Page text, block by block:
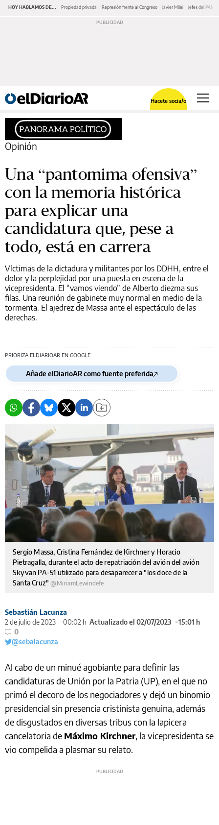
HOY HABLAMOS DE... Propiedad privada Represión frente al Congreso Javier Milei Jefes del PAMI
Hacete socia/o
Opinión
Una “pantomima ofensiva”
con la memoria histórica
para explicar una
candidatura que, pese a
todo, está en carrera
Víctimas de la dictadura y militantes por los DDHH, entre el
dolor y la perplejidad por una puesta en escena de la
vicepresidenta. El “vamos viendo” de Alberto diezma sus
filas. Una reunión de gabinete muy normal en medio de la
tormenta. El ajedrez de Massa ante el espectáculo de las
derechas.
PRIORIZA ELDIARIOAR EN GOOGLE
Añade elDiarioAR como fuente preferida
Sergio Massa, Cristina Fernández de Kirchner y Horacio
Pietragalla, durante el acto de repatriación del avión del avión
Skyvan PA-51 utilizado para desaparecer a "los doce de la
Santa Cruz"@MiriamLewindefe
Sebastián Lacunza
2 de julio de 2023
00:02 h Actualizado el 02/07/2023
15:01 h
0
@sebalacunza
Al cabo de un minué agobiante para definir las
candidaturas de Unión por la Patria (UP), en el que no
primó el decoro de los negociadores y dejó un binomio
presidencial sin presencia cristinista genuina, además
de disgustados en diversas tribus con la lapicera
cancelatoria de Máximo Kirchner, la vicepresidenta se
vio compelida a plasmar su relato.